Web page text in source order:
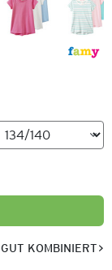
GUT KOMBINIERT